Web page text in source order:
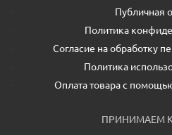
Публичная
Политика
Согласие на обработку
Политика
Оплата товара с
ПРИНИМАЕМ